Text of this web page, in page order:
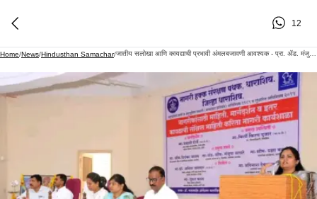
12
Home/News/Hindusthan Samachar/